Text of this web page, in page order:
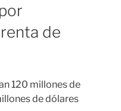
de
120 millones de
de dólares